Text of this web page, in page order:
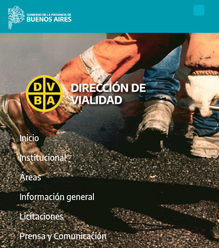
Inicio
Institucional
Áreas
Información general
Licitaciones
Prensa y Comunicación